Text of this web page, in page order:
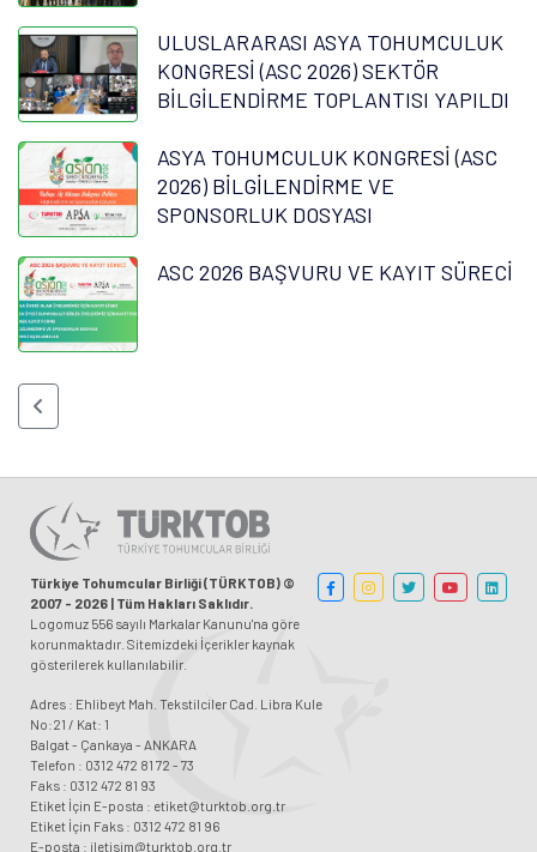
ULUSLARARASI ASYA TOHUMCULUK
KONGRESİ (ASC 2026) SEKTÖR
BİLGİLENDİRME TOPLANTISI YAPILDI
ASYA TOHUMCULUK KONGRESİ (ASC
2026) BİLGİLENDİRME VE
SPONSORLUK DOSYASI
ASC 2026 BAŞVURU VE KAYIT SÜRECİ
Türkiye Tohumcular Birliği (TÜRKTOB) ©
2007 - 2026 | Tüm Hakları Saklıdır.
Logomuz 556 sayılı Markalar Kanunu'na göre
korunmaktadır. Sitemizdeki İçerikler kaynak
gösterilerek kullanılabilir.
Adres : Ehlibeyt Mah. Tekstilciler Cad. Libra Kule
No:21 / Kat: 1
Balgat - Çankaya - ANKARA
Telefon : 0312 472 81 72 - 73
Faks : 0312 472 81 93
Etiket İçin E-posta : etiket@turktob.org.tr
Etiket İçin Faks : 0312 472 81 96
E-posta : iletisim@turktob.org.tr